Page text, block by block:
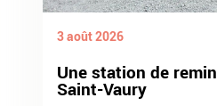
3 août 2026
Une station de
Saint-Vaury